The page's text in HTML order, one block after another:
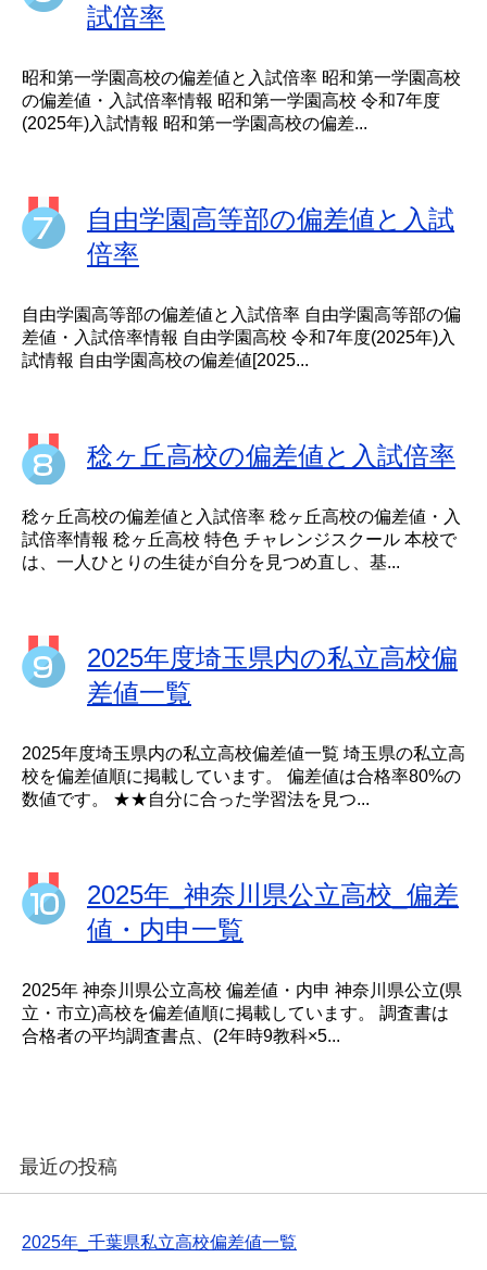
試倍率
昭和第一学園高校の偏差値と入試倍率 昭和第一学園高校
の偏差値・入試倍率情報 昭和第一学園高校 令和7年度
(2025年)入試情報 昭和第一学園高校の偏差...
自由学園高等部の偏差値と入試
倍率
自由学園高等部の偏差値と入試倍率 自由学園高等部の偏
差値・入試倍率情報 自由学園高校 令和7年度(2025年)入
試情報 自由学園高校の偏差値[2025...
稔ヶ丘高校の偏差値と入試倍率
稔ヶ丘高校の偏差値と入試倍率 稔ヶ丘高校の偏差値・入
試倍率情報 稔ヶ丘高校 特色 チャレンジスクール 本校で
は、一人ひとりの生徒が自分を見つめ直し、基...
2025年度埼玉県内の私立高校偏
差値一覧
2025年度埼玉県内の私立高校偏差値一覧 埼玉県の私立高
校を偏差値順に掲載しています。 偏差値は合格率80%の
数値です。 ★★自分に合った学習法を見つ...
2025年_神奈川県公立高校_偏差
値・内申一覧
2025年 神奈川県公立高校 偏差値・内申 神奈川県公立(県
立・市立)高校を偏差値順に掲載しています。 調査書は
合格者の平均調査書点、(2年時9教科×5...
最近の投稿
2025年_千葉県私立高校偏差値一覧